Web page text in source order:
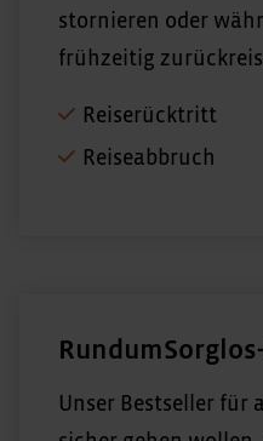
stornieren oder
frühzeitig
Reiserücktritt
Reiseabbruch
Unser Bestseller für